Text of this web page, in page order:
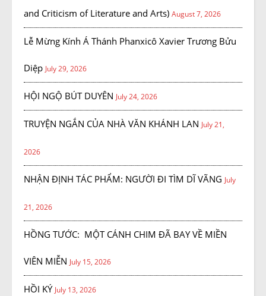
and Criticism of Literature and Arts) August 7, 2026
Lễ Mừng Kính Á Thánh Phanxicô Xavier Trương Bửu
Diệp July 29, 2026
HỘI NGỘ BÚT DUYÊN July 24, 2026
TRUYỆN NGẮN CỦA NHÀ VĂN KHÁNH LAN July 21,
2026
NHẬN ĐỊNH TÁC PHẨM: NGƯỜI ĐI TÌM DĨ VÃNG July
21, 2026
HỒNG TƯỚC: MỘT CÁNH CHIM ĐÃ BAY VỀ MIỀN
VIÊN MIỄN July 15, 2026
HỒI KÝ July 13, 2026